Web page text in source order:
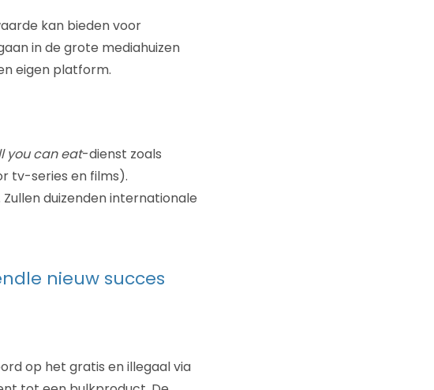
kan bieden voor
in de grote mediahuizen
eigen platform.
you can eat-dienst zoals
tv-series en films).
duizenden internationale
nieuw succes
op het gratis en illegaal via